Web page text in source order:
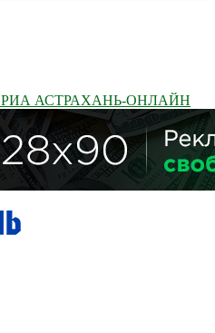
РИА АСТРАХАНЬ-ОНЛАЙН